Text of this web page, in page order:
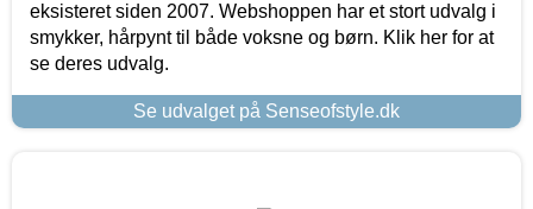
eksisteret siden 2007. Webshoppen har et stort udvalg i
smykker, hårpynt til både voksne og børn. Klik her for at
se deres udvalg.
Se udvalget på Senseofstyle.dk